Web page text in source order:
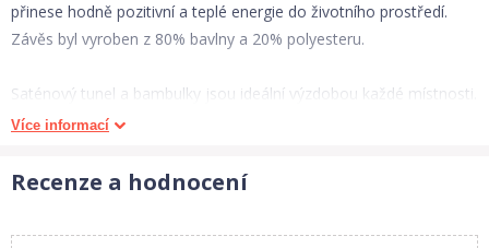
přinese hodně pozitivní a teplé energie do životního prostředí.
Závěs byl vyroben z 80% bavlny a 20% polyesteru.
Saténový tunel a bambulky jsou ideální výzdobou každé místnosti.
Vhodné pro záclonové tyče i žabky.
Materiál:80% bavlna a 20% polyester.
Rozměry:šiřka - 250 cm, délka - 240 cm.
Více informací
Recenze a hodnocení